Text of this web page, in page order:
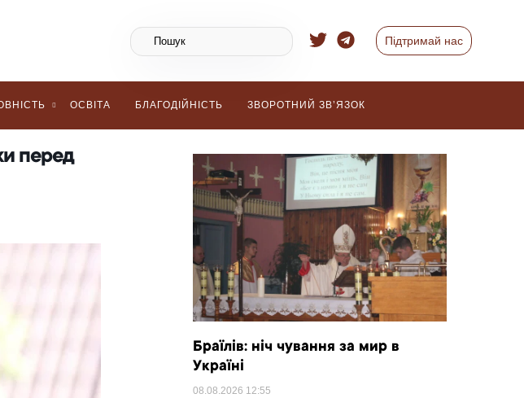
Підтримай нас
ОСВІТА БЛАГОДІЙНІСТЬ ЗВОРОТНИЙ ЗВ’ЯЗОК
перед
Браїлів: ніч чування за мир в
Україні
08.08.2026 12:55